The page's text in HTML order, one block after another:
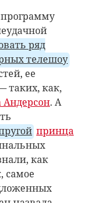
программу
ряд
телешоу
ее
таких, как,
. А
принца
как
самое